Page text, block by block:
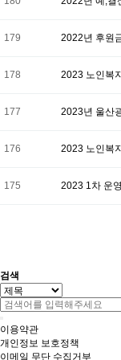
179 2022년 후원
178 2023 노인복
177 2023년 울산
176 2023 노인복
175 2023 1차 운
검색
이용약관
개인정보 보호정책
이메일 무단 수집거부